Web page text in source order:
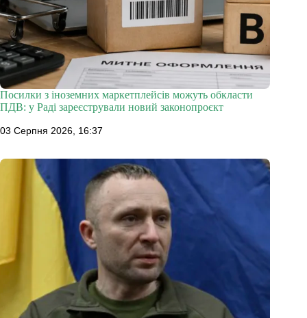
Посилки з іноземних маркетплейсів можуть обкласти
ПДВ: у Раді зареєстрували новий законопроєкт
03 Серпня 2026, 16:37